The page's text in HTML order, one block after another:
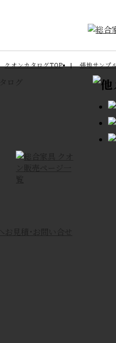
クオンカタログTOP 張地サンプ